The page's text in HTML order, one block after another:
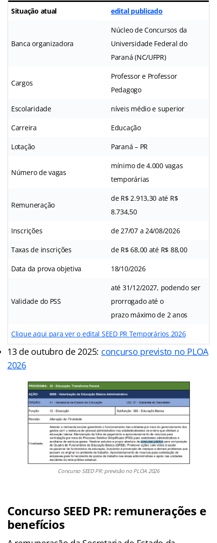
Situação atual edital publicado
Banca organizadora
Núcleo de Concursos da
Universidade Federal do
Paraná (NC/UFPR)
Cargos
Professor e Professor
Pedagogo
Escolaridade níveis médio e superior
Carreira Educação
Lotação Paraná – PR
Número de vagas
mínimo de 4.000 vagas
temporárias
Remuneração
de R$ 2.913,30 até R$
8.734,50
Inscrições de 27/07 a 24/08/2026
Taxas de inscrições de R$ 68,00 até R$ 88,00
Data da prova objetiva 18/10/2026
Validade do PSS
até 31/12/2027, podendo ser
prorrogado até o
prazo máximo de 2 anos
Clique aqui para ver o edital SEED PR Temporários 2026
13 de outubro de 2025: concurso previsto no PLOA
2026
Concurso SEED PR: previsão no PLOA 2026
Concurso SEED PR: remunerações e
benefícios